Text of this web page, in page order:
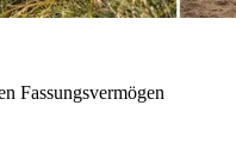
Fassungsvermögen